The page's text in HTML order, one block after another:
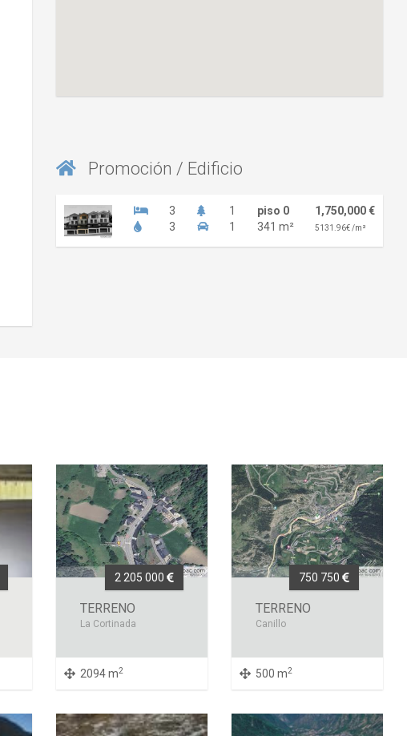
Promoción / Edificio
3
3
1
1
piso 0
341 m²
1,750,000 €
5131.96€ /m²
2 205 000
TERRENO
La Cortinada
2094 m2
750 750
TERRENO
Canillo
500 m2